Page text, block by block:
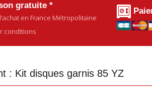
gratuite *
en France Métropolitaine
conditions
: Kit disques garnis 85 YZ